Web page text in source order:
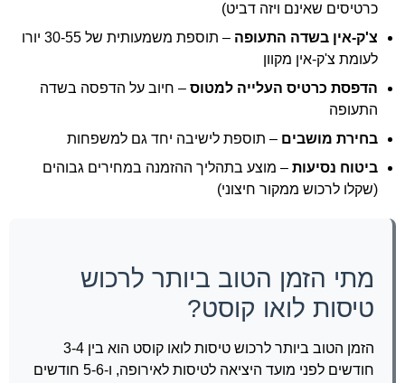
כרטיסים שאינם ויזה דביט)
צ'ק-אין בשדה התעופה
– תוספת משמעותית של 30-55 יורו
לעומת צ'ק-אין מקוון
הדפסת כרטיס העלייה למטוס – חיוב על הדפסה בשדה
התעופה
בחירת מושבים – תוספת לישיבה יחד גם למשפחות
ביטוח נסיעות – מוצע בתהליך ההזמנה במחירים גבוהים
(שקלו לרכוש ממקור חיצוני)
מתי הזמן הטוב ביותר לרכוש
טיסות לואו קוסט?
הזמן הטוב ביותר לרכוש טיסות לואו קוסט הוא בין 3-4
חודשים לפני מועד היציאה לטיסות לאירופה, ו-5-6 חודשים